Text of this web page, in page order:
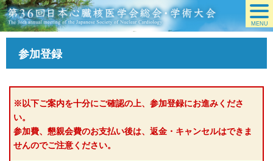
MENU
参加登録
※以下ご案内を十分にご確認の上、参加登録にお進みくださ
い。
参加費、懇親会費のお支払い後は、返金・キャンセルはできま
せんのでご注意ください。